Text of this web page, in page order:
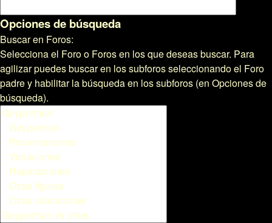
Opciones de búsqueda
Buscar en Foros:
Selecciona el Foro o Foros en los que deseas buscar. Para
agilizar puedes buscar en los subforos seleccionando el Foro
padre y habilitar la búsqueda en los subforos (en Opciones de
búsqueda).